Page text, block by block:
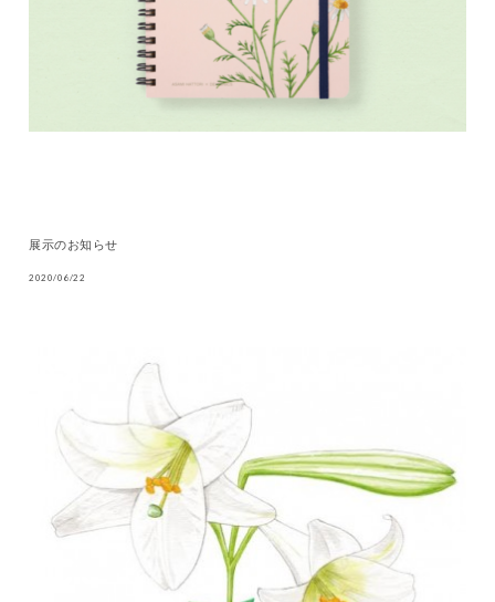
展示のお知らせ
2020/06/22